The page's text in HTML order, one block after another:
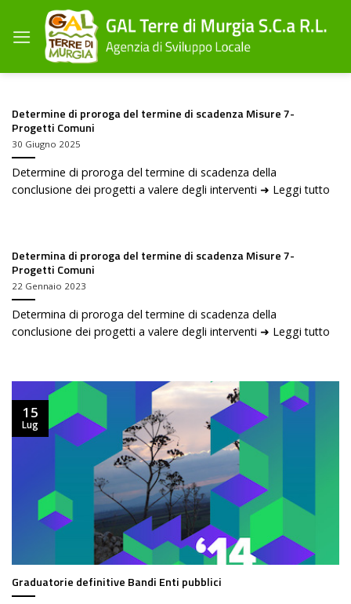
contenuti
Determine di proroga del termine di scadenza Misure 7-
Progetti Comuni
30 Giugno 2025
Determine di proroga del termine di scadenza della
conclusione dei progetti a valere degli interventi ➜ Leggi tutto
Determina di proroga del termine di scadenza Misure 7-
Progetti Comuni
22 Gennaio 2023
Determina di proroga del termine di scadenza della
conclusione dei progetti a valere degli interventi ➜ Leggi tutto
Graduatorie definitive Bandi Enti pubblici
15
Lug